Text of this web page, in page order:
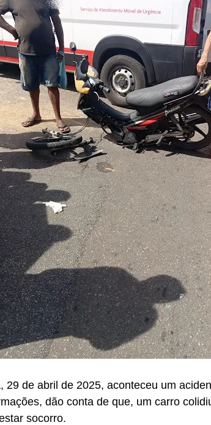
29 de abril de 2025, aconteceu um
dão conta de que, um carro
socorro.